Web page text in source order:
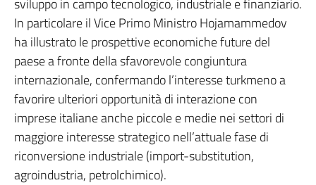
sviluppo in campo tecnologico, industriale e finanziario.
In particolare il Vice Primo Ministro Hojamammedov
ha illustrato le prospettive economiche future del
paese a fronte della sfavorevole congiuntura
internazionale, confermando l’interesse turkmeno a
favorire ulteriori opportunità di interazione con
imprese italiane anche piccole e medie nei settori di
maggiore interesse strategico nell’attuale fase di
riconversione industriale (import-substitution,
agroindustria, petrolchimico).